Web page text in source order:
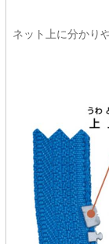
ネット上に分かり